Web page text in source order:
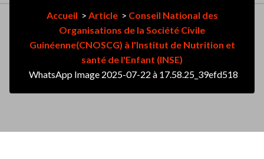
Accueil > Article> Conseil National des
Organisations de la Société Civile
Guinéenne(CNOSCG) à l'Institut de Nutrition et
santé de l'Enfant (INSE)
WhatsApp Image 2025-07-22 à 17.58.25_39efd518